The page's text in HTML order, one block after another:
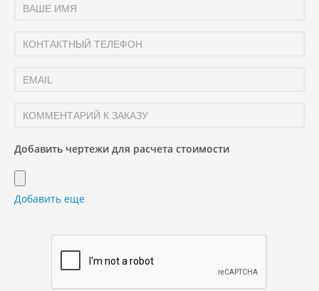
Добавить чертежи для расчета стоимости
Добавить еще